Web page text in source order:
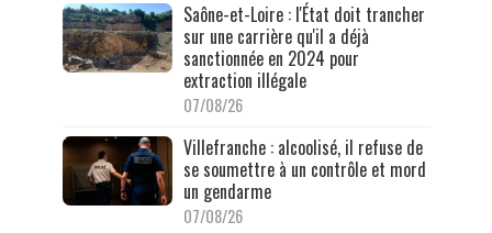
Saône-et-Loire : l'État doit trancher
sur une carrière qu'il a déjà
sanctionnée en 2024 pour
extraction illégale
07/08/26
Villefranche : alcoolisé, il refuse de
se soumettre à un contrôle et mord
un gendarme
07/08/26